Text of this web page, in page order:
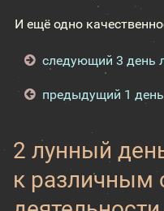
И ещё одно
следующий 3 день
предыдущий 1
2 лунный
к различным